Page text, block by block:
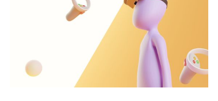
るので、同じところに撃ち込もうとしても少しずつズレ
ちゃうのが嫌過ぎました。 作業ログ リコイルオミット
の作業工程を書いておきます。参考になれば幸いです。
使った工具は最後にまとめて載せてあります。 1. ストッ
イトをバッファーチューブから取り出す 4. コードを外す